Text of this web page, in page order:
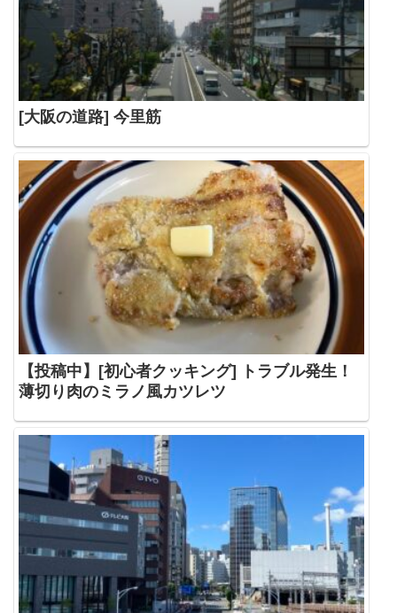
[大阪の道路] 今里筋
【投稿中】[初心者クッキング] トラブル発生！
薄切り肉のミラノ風カツレツ